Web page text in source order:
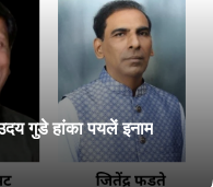
भेटेयलें.
विजयन के. हांणीं उलयलें.
गुडे हांका पयलें इनाम